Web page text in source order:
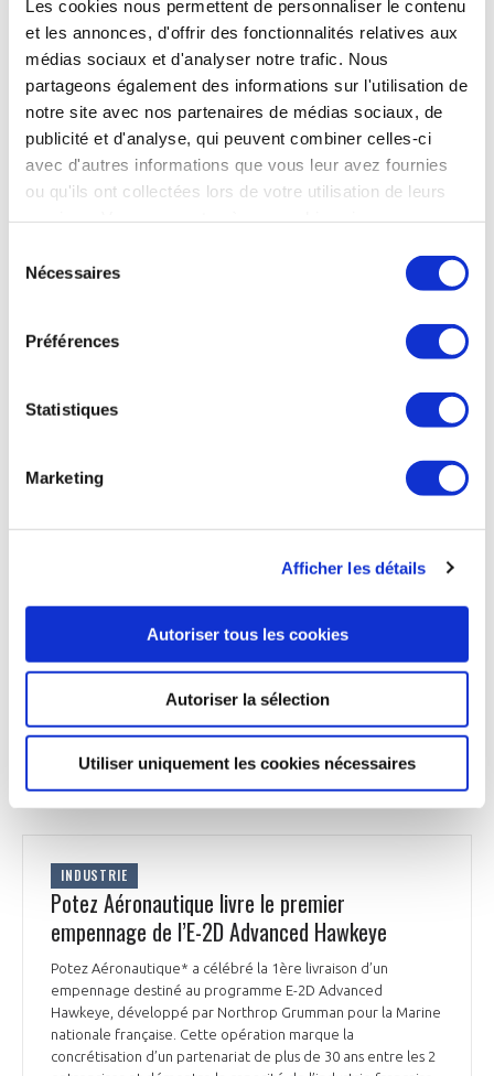
Les cookies nous permettent de personnaliser le contenu
et les annonces, d'offrir des fonctionnalités relatives aux
médias sociaux et d'analyser notre trafic. Nous
partageons également des informations sur l'utilisation de
notre site avec nos partenaires de médias sociaux, de
publicité et d'analyse, qui peuvent combiner celles-ci
avec d'autres informations que vous leur avez fournies
ou qu'ils ont collectées lors de votre utilisation de leurs
Nécessaires
Préférences
Statistiques
Marketing
Afficher les détails
Autoriser tous les cookies
Autoriser la sélection
Utiliser uniquement les cookies nécessaires
EDF porte sa participation à hauteur de 2 M€ via SAFIDI, sa
filiale dédiée aux projets d’ancrage territorial. En
complément de son engagement financier, le groupe EDF
met à disposition d’Aura Aero les compétences de ses
équipes R&D et ingénierie. Elles travailleront au
qu’au déploiement d’infrastructures de recharge.
Aerobuzz du 27 novembre 2025
INDUSTRIE
peinture
projet DIGIpinta et confirmé l’atteinte de l’ensemble des
objectifs techniques fixés. Ce programme de recherche et
des épaisseurs de couches de peinture humide. L’enjeu étant
plus automatisés, précis et durables, tout en réduisant les
coûts et l’impact environnemental. Le projet a également
dédiées à la surveillance avancée des paramètres clés.
DIGIpinta ouvre la voie à de nouvelles applications
Aerocontact du 27 novembre 2025
INDUSTRIE
Potez Aéronautique livre le premier
empennage de l’E-2D Advanced Hawkeye
Potez Aéronautique* a célébré la 1ère livraison d’un
empennage destiné au programme E-2D Advanced
Hawkeye, développé par Northrop Grumman pour la Marine
nationale française. Cette opération marque la
concrétisation d’un partenariat de plus de 30 ans entre les 2